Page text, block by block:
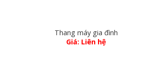
Thang máy gia đình
Giá: Liên hệ